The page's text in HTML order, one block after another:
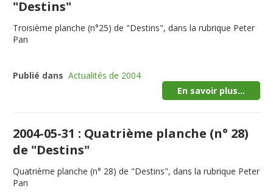
"Destins"
Troisième planche (n°25) de "Destins", dans la rubrique Peter
Pan
Publié dans Actualités de 2004
En savoir plus...
2004-05-31 : Quatrième planche (n° 28)
de "Destins"
Quatrième planche (n° 28) de "Destins", dans la rubrique Peter
Pan